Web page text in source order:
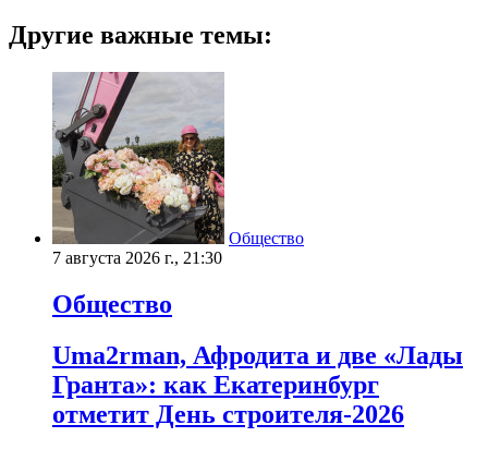
Другие важные темы:
Общество
7 августа 2026 г., 21:30
Общество
Uma2rman, Афродита и две «Лады
Гранта»: как Екатеринбург
отметит День строителя-2026